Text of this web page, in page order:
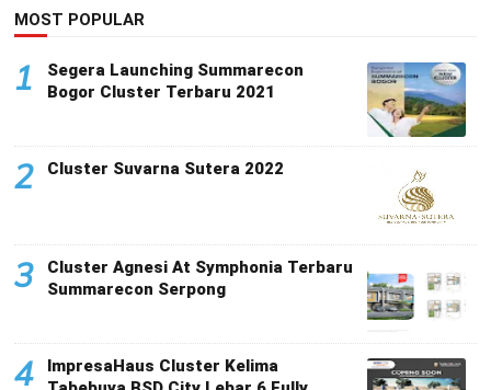
MOST POPULAR
1
Segera Launching Summarecon
Bogor Cluster Terbaru 2021
2 Cluster Suvarna Sutera 2022
3
Cluster Agnesi At Symphonia Terbaru
Summarecon Serpong
4
ImpresaHaus Cluster Kelima